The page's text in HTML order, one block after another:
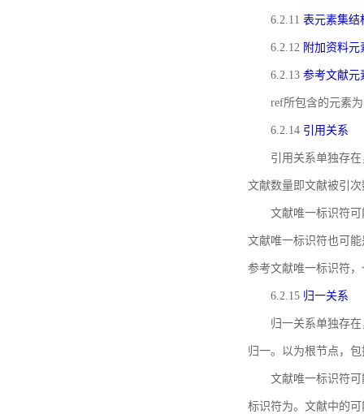
6.2.11 表元素集结
6.2.12 附加资料元
6.2.13 参考文献元
ref所包含的元素
6.2.14 引用关系
引用关系单独存
文献数量即文献被引
文献唯一标识符
文献唯一标识符也可
参考文献唯一标识符
6.2.15 归一关系
归一关系单独存
归一。以为根节点，
文献唯一标识符
标识符为。文献中的